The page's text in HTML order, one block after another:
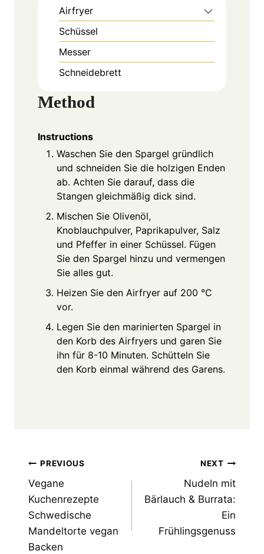
Airfryer
Schüssel
Messer
Schneidebrett
Method
Instructions
Waschen Sie den Spargel gründlich
und schneiden Sie die holzigen Enden
ab. Achten Sie darauf, dass die
Stangen gleichmäßig dick sind.
Mischen Sie Olivenöl,
Knoblauchpulver, Paprikapulver, Salz
und Pfeffer in einer Schüssel. Fügen
Sie den Spargel hinzu und vermengen
Sie alles gut.
Heizen Sie den Airfryer auf 200 °C
vor.
Legen Sie den marinierten Spargel in
den Korb des Airfryers und garen Sie
ihn für 8-10 Minuten. Schütteln Sie
den Korb einmal während des Garens.
Post
navigation
PREVIOUS
Vegane
Kuchenrezepte
Schwedische
Mandeltorte vegan
Backen
NEXT
Nudeln mit
Bärlauch & Burrata:
Ein
Frühlingsgenuss